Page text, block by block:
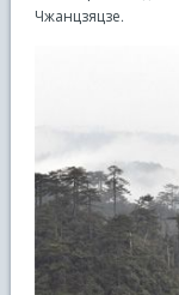
Чжанцзяцзе.